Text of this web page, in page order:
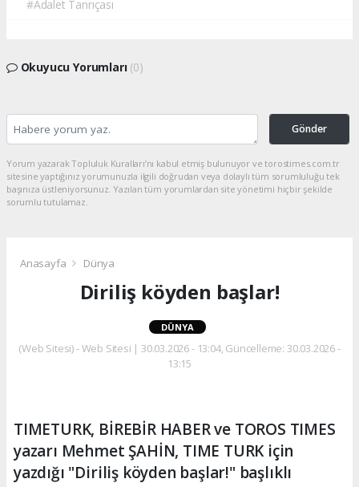
#Adalet Tanrıçası
Okuyucu Yorumları (0)
Gönder
Yorum yazarak Topluluk Kuralları’nı kabul etmiş bulunuyor ve torostimes.com.tr
sitesine yaptığınız yorumunuzla ilgili doğrudan veya dolaylı tüm sorumluluğu tek
başınıza üstleniyorsunuz. Yazılan tüm yorumlardan site yönetimi hiçbir şekilde
sorumlu tutulamaz.
Anasayfa Dünya
Diriliş köyden başlar!
DÜNYA
(Web Sitesi) - Web Sitesi | 30.03.2026 - 13:04, Güncelleme: 30.03.2026 -
13:15
TIMETURK, BİREBİR HABER ve TOROS TIMES
yazarı Mehmet ŞAHİN, TIME TURK için
yazdığı "Diriliş köyden başlar!" başlıklı